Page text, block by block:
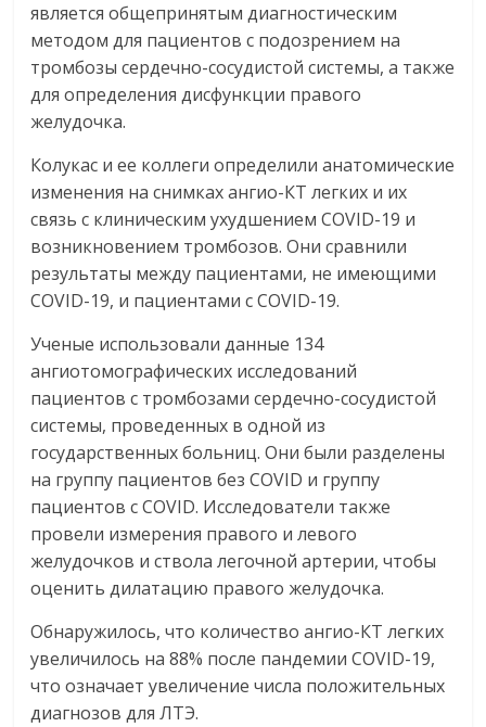
является общепринятым диагностическим
методом для пациентов с подозрением на
тромбозы сердечно-сосудистой системы, а также
для определения дисфункции правого
желудочка.
Колукас и ее коллеги определили анатомические
изменения на снимках ангио-КТ легких и их
связь с клиническим ухудшением COVID-19 и
возникновением тромбозов. Они сравнили
результаты между пациентами, не имеющими
COVID-19, и пациентами с COVID-19.
Ученые использовали данные 134
ангиотомографических исследований
пациентов с тромбозами сердечно-сосудистой
системы, проведенных в одной из
государственных больниц. Они были разделены
на группу пациентов без COVID и группу
пациентов с COVID. Исследователи также
провели измерения правого и левого
желудочков и ствола легочной артерии, чтобы
оценить дилатацию правого желудочка.
Обнаружилось, что количество ангио-КТ легких
увеличилось на 88% после пандемии COVID-19,
что означает увеличение числа положительных
диагнозов для ЛТЭ.